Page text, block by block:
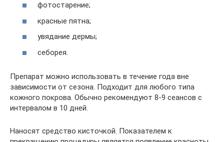
фотостарение;
красные пятна;
увядание дермы;
себорея.
Препарат можно использовать в течение года вне
зависимости от сезона. Подходит для любого типа
кожного покрова. Обычно рекомендуют 8-9 сеансов с
интервалом в 10 дней.
Наносят средство кисточкой. Показателем к